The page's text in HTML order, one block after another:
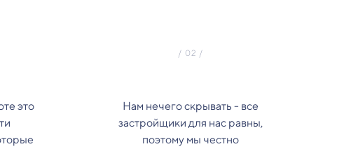
это
Нам нечего скрывать - все
застройщики для нас равны,
поэтому мы честно